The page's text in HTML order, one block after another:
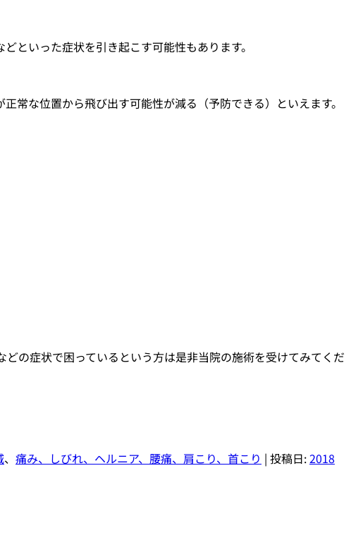
といった症状を引き起こす可能性もあります。
常な位置から飛び出す可能性が減る（予防できる）といえます。
の症状で困っているという方は是非当院の施術を受けてみてくだ
、 痛み、しびれ、ヘルニア、腰痛、肩こり、首こり | 投稿日:2018